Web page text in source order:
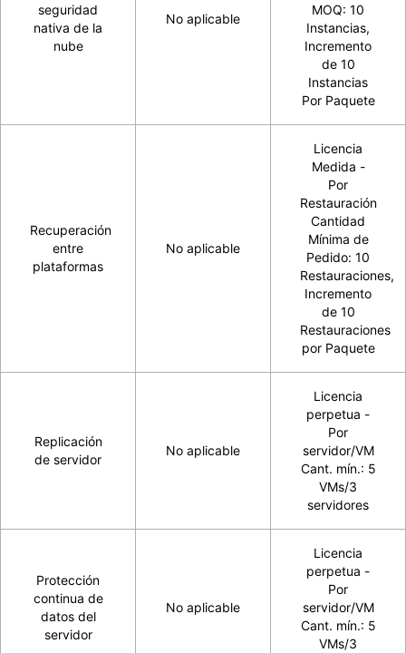
seguridad
nativa de la
nube
No aplicable
MOQ: 10
Instancias,
Incremento
de 10
Instancias
Por Paquete
Recuperación
entre
plataformas
No aplicable
Licencia
Medida -
Por
Restauración
Cantidad
Mínima de
Pedido: 10
Restauraciones,
Incremento
de 10
Restauraciones
por Paquete
Replicación
de servidor
No aplicable
Licencia
perpetua -
Por
servidor/VM
Cant. mín.: 5
VMs/3
servidores
Protección
continua de
datos del
servidor
No aplicable
Licencia
perpetua -
Por
servidor/VM
Cant. mín.: 5
VMs/3